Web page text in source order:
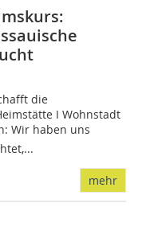
die
I Wohnstadt
Wir haben uns
mehr